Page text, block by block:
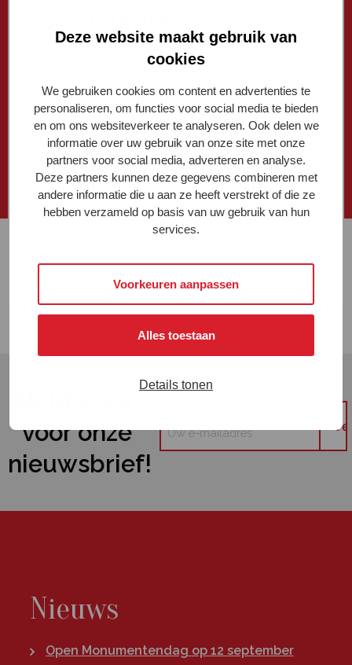
Deze website maakt gebruik van
cookies
We gebruiken cookies om content en advertenties te
personaliseren, om functies voor social media te bieden
en om ons websiteverkeer te analyseren. Ook delen we
informatie over uw gebruik van onze site met onze
partners voor social media, adverteren en analyse.
Deze partners kunnen deze gegevens combineren met
andere informatie die u aan ze heeft verstrekt of die ze
hebben verzameld op basis van uw gebruik van hun
services.
Voorkeuren aanpassen
Alles toestaan
Details tonen
Het Restauratiefonds Compliment is een
aan organisaties die zich op een positieve
manier hebben ingezet voor de
monumentenzorg. Met dit complimentwil het
Restauratiefonds de waardering uitspreken
naar monument eigenaren die een positieve
bijdrage leveren aan de monumentenzorg in
voor onze
nieuwsbrief!
Nieuws
Open Monumentendag op 12 september